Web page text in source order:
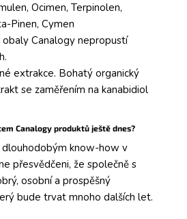
Ocimen, Terpinolen,
Pinen, Cymen
Canalogy nepropustí
extrakce. Bohatý organický
se zaměřením na kanabidiol
Canalogy produktů ještě dnes?
dlouhodobým know-how v
přesvědčeni, že společně s
osobní a prospěšný
bude trvat mnoho dalších let.